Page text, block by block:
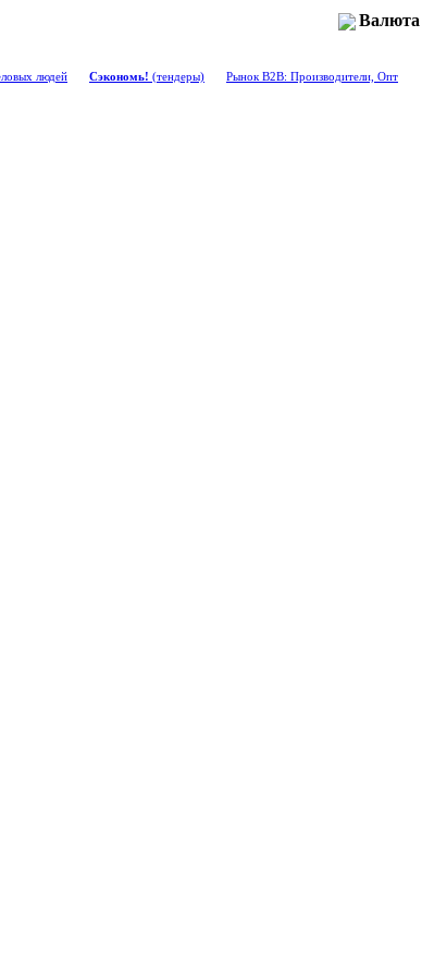
Валюта
людей Сэкономь! (тендеры) Рынок B2B: Производители, Опт